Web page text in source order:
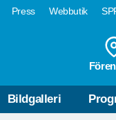
Press Webbutik
Bildgalleri